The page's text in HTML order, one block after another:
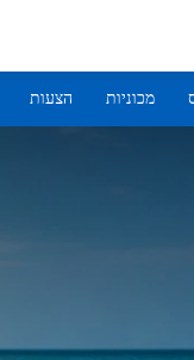
מכוניות הצעות